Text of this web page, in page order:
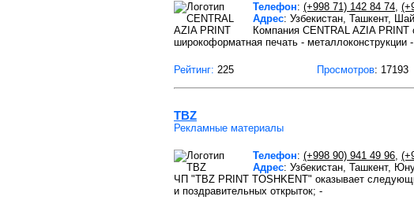
Телефон: (+998 71) 142 84 74,
Адрес: Узбекистан, Ташкент,
Компания CENTRAL AZIA
широкоформатная печать - металлоконструкции
Рейтинг: 225 Просмотров: 17193
TBZ
Рекламные материалы
Телефон: (+998 90) 941 49 96,
Адрес: Узбекистан, Ташкент,
ЧП "TBZ PRINT TOSHKENT" оказывает
и поздравительных открыток; -